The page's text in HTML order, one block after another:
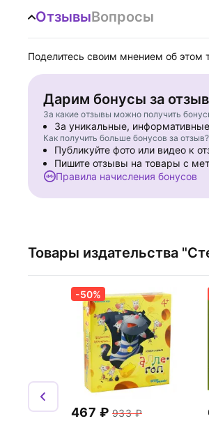
ОтзывыВопросы
Поделитесь своим мнением об этом
Дарим бонусы за
За какие отзывы можно получить
За уникальные,
Как получить больше бонусов за отзыв?
Публикуйте фото или видео к
Пишите отзывы на товары с
Правила начисления бонусов
Товары издательства
-50%
467
933